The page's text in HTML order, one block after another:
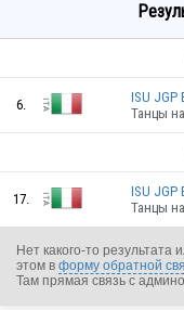
6.
ISU JGP
Танцы
17.
ISU JGP
Танцы
Нет какого-то
этом в форму обратной
Там прямая связь с